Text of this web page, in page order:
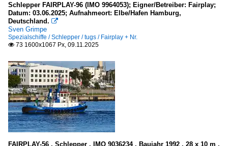
Schlepper FAIRPLAY-96 (IMO 9964053); Eigner/Betreiber: Fairplay;
Datum: 03.06.2025; Aufnahmeort: Elbe/Hafen Hamburg,
Deutschland. 
Sven Grimpe
Spezialschiffe / Schlepper / tugs / Fairplay + Nr.
 73 1600x1067 Px, 09.11.2025
FAIRPLAY-56 , Schlepper , IMO 9036234 , Baujahr 1992 , 28 x 10 m ,